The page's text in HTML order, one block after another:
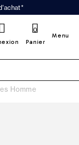
Panier
0
Menu
Homme